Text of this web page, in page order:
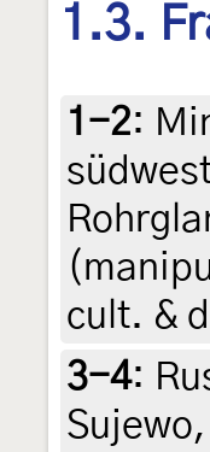
1.3.
1-2:
cult. &
3-4: